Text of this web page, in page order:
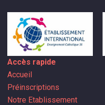
Accès rapide
Accueil
Préinscriptions
Notre Etablissement